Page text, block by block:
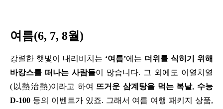
여름(6, 7, 8월)
강렬한 햇빛이 내리비치는 ‘여름’에는 더위를 식히기 위해
바캉스를 떠나는 사람들이 많습니다. 그 외에도 이열치열
(以熱治熱)이라고 하여 뜨거운 삼계탕을 먹는 복날, 수능
D-100 등의 이벤트가 있죠. 그래서 여름 여행 패키지 상품,